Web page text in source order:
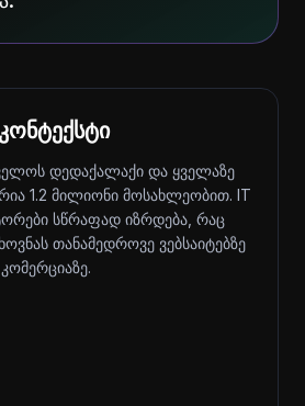
დედაქალაქი და ყველაზე
1.2 მილიონი მოსახლეობით. IT
სწრაფად იზრდება, რაც
თანამედროვე ვებსაიტებზე